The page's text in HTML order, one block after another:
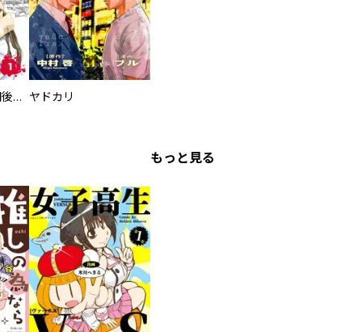
タイプＢ～48時間後、致死率100％～【単話】 ヤドカリ
もっと見る